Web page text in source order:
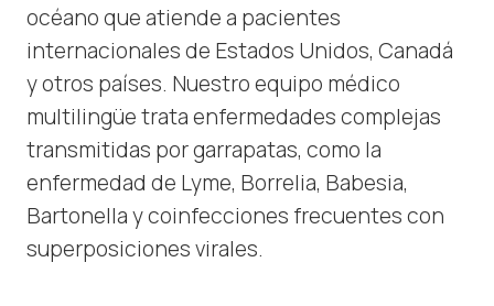
océano que atiende a pacientes
internacionales de Estados Unidos, Canadá
y otros países. Nuestro equipo médico
multilingüe trata enfermedades complejas
transmitidas por garrapatas, como la
enfermedad de Lyme, Borrelia, Babesia,
Bartonella y coinfecciones frecuentes con
superposiciones virales.